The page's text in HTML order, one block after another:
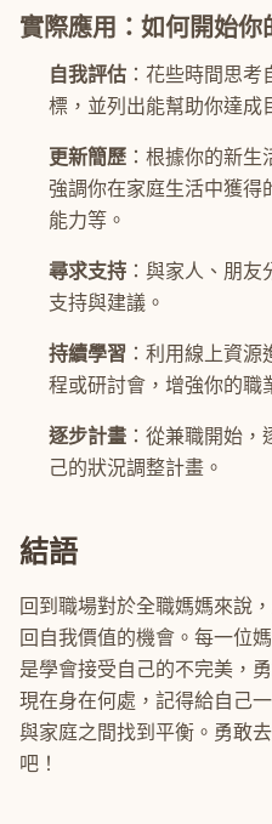
實際應用：如何開始你
自我評估 ：花些時間思
標，並列出能幫助你達成
更新簡歷 ：根據你的新生
強調你在家庭生活中獲得
能力等。
尋求支持 ：與家人、朋
支持與建議。
持續學習 ：利用線上資
程或研討會，增強你的職
逐步計畫 ：從兼職開始
己的狀況調整計畫。
結語
回到職場對於全職媽媽來說
回自我價值的機會。每一位
是學會接受自己的不完美，
現在身在何處，記得給自己
與家庭之間找到平衡。勇敢
吧！